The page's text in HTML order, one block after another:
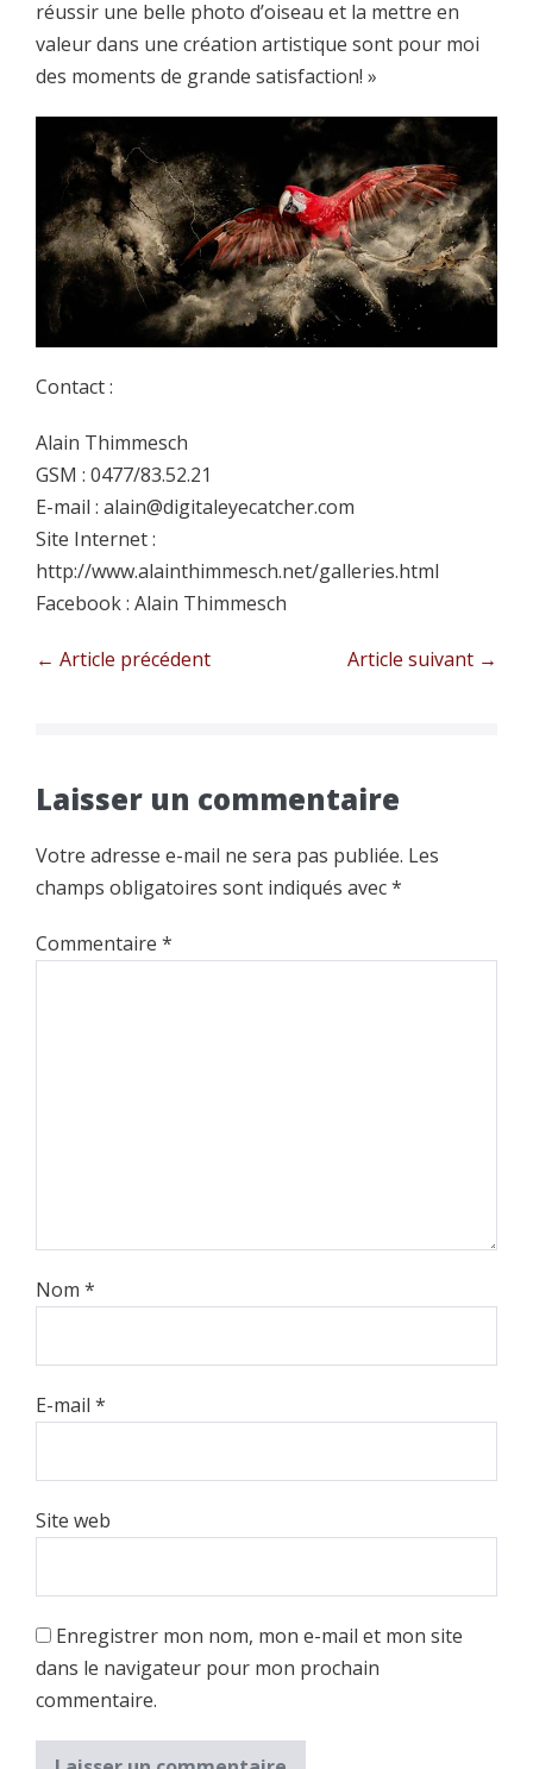
réussir une belle photo d’oiseau et la mettre en
valeur dans une création artistique sont pour moi
des moments de grande satisfaction! »
Contact :
Alain Thimmesch
GSM : 0477/83.52.21
E-mail : alain@digitaleyecatcher.com
Site Internet :
http://www.alainthimmesch.net/galleries.html
Facebook : Alain Thimmesch
Navigation
← Article précédent Article suivant →
Laisser un commentaire
Votre adresse e-mail ne sera pas publiée. Les
champs obligatoires sont indiqués avec*
Commentaire *
Nom *
E-mail *
Site web
Enregistrer mon nom, mon e-mail et mon site
dans le navigateur pour mon prochain
commentaire.